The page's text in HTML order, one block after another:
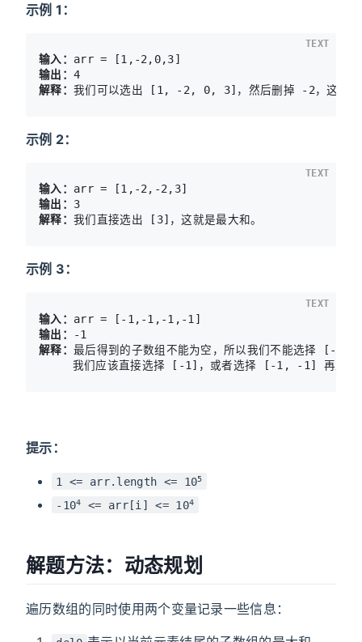
示例 1：
输入：
输出：
解释： 我们可以选出 [1, -2, 0, 3]，然后删掉 -2，这样
TEXT
示例 2：
输入：
输出：
解释：
TEXT
示例 3：
输入：
输出：
解释： 最后得到的子数组不能为空，所以我们不能选择 [-
TEXT
提示：
1 <= arr.length <= 105
-104 <= arr[i] <= 104
解题方法：动态规划
遍历数组的同时使用两个变量记录一些信息：